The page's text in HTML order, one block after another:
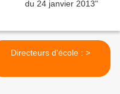
Directeurs d'école : >